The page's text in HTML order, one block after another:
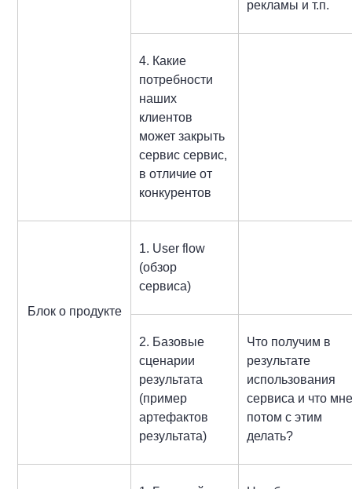
рекламы и т.п.
4. Какие
потребности
наших
клиентов
может закрыть
сервис сервис,
в отличие от
конкурентов
Блок о продукте
1. User flow
(обзор
сервиса)
2. Базовые
сценарии
результата
(пример
артефактов
результата)
Что получим в
результате
использования
сервиса и что
потом с этим
делать?